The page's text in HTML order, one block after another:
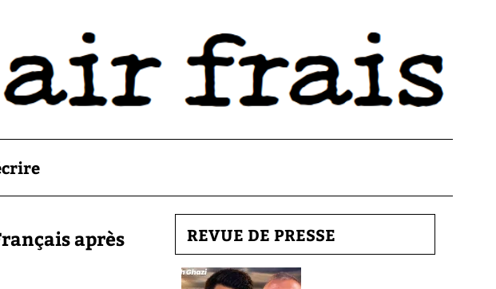
après
REVUE DE PRESSE